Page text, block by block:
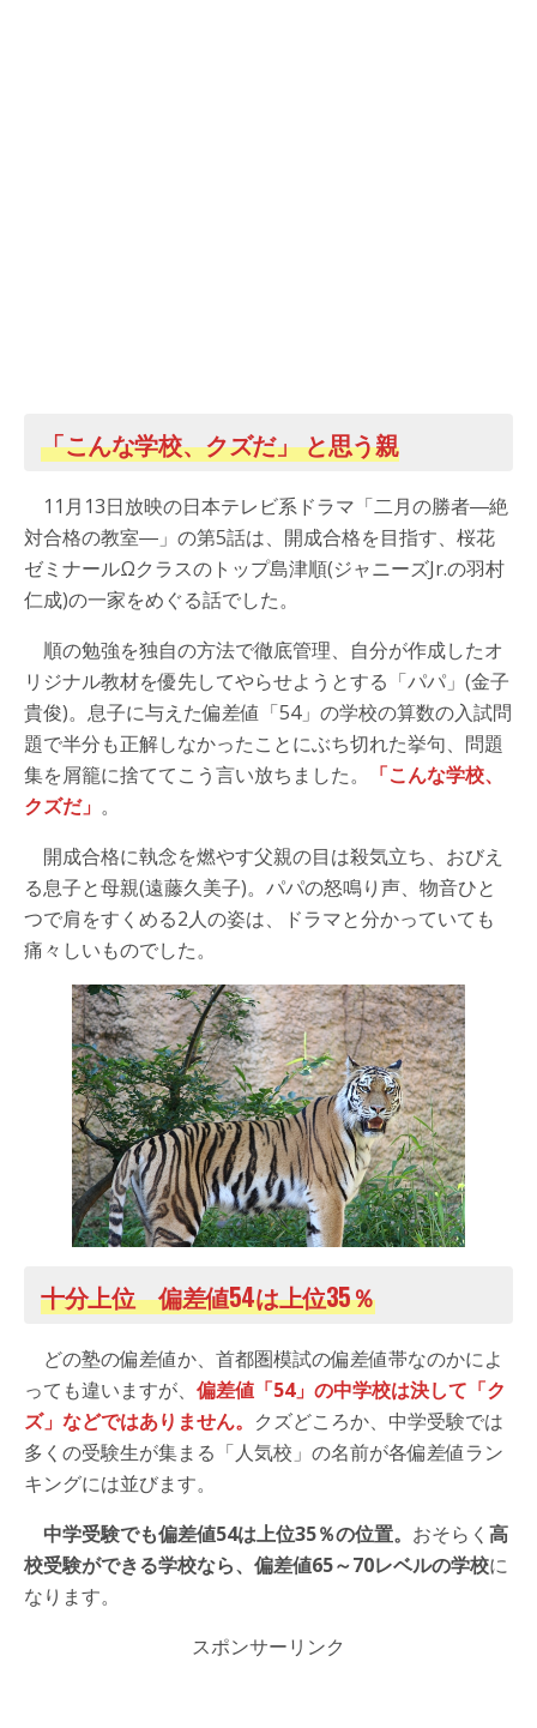
「こんな学校、クズだ」 と思う親
11月13日放映の日本テレビ系ドラマ「二月の勝者―絶
対合格の教室―」の第5話は、開成合格を目指す、桜花
ゼミナールΩクラスのトップ島津順(ジャニーズJr.の羽村
仁成)の一家をめぐる話でした。
順の勉強を独自の方法で徹底管理、自分が作成したオ
リジナル教材を優先してやらせようとする「パパ」(金子
貴俊)。息子に与えた偏差値「54」の学校の算数の入試問
題で半分も正解しなかったことにぶち切れた挙句、問題
集を屑籠に捨ててこう言い放ちました。
「こんな学校、
クズだ」 。
開成合格に執念を燃やす父親の目は殺気立ち、おびえ
る息子と母親(遠藤久美子)。パパの怒鳴り声、物音ひと
つで肩をすくめる2人の姿は、ドラマと分かっていても
痛々しいものでした。
十分上位 偏差値54は上位35％
どの塾の偏差値か、首都圏模試の偏差値帯なのかによ
っても違いますが、 偏差値「54」の中学校は決して「ク
ズ」などではありません。 クズどころか、中学受験では
多くの受験生が集まる「人気校」の名前が各偏差値ラン
キングには並びます。
中学受験でも偏差値54は上位35％の位置。 おそらく 高
校受験ができる学校なら、偏差値65～70レベルの学校に
なります。
スポンサーリンク